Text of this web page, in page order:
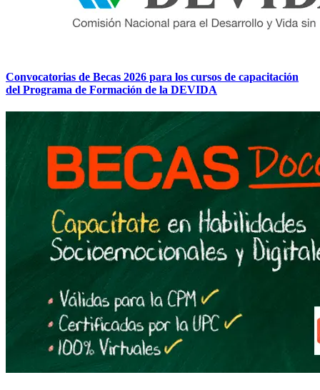
Convocatorias de Becas 2026 para los cursos de capacitación
del Programa de Formación de la DEVIDA